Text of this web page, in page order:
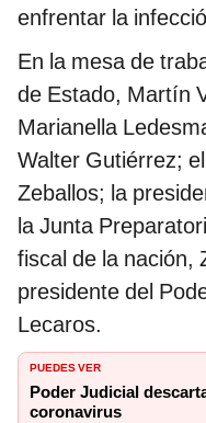
enfrentar la
En la mesa de
de Estado, Martín
Marianella
Walter Gutiérrez;
Zeballos; la
la Junta
fiscal de la nación,
presidente del
Lecaros.
PUEDES VER
Poder Judicial
coronavirus